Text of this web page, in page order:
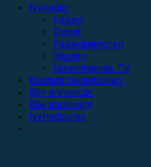
Nyheder
Fiskeri
Debat
Fiskerisektoren
Verden
fiskeritidende TV
Kontakt redaktionen
Bliv annoncør
Bliv abonnent
Nyhedsbrev